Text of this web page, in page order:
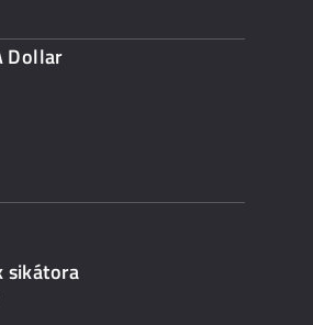
Dollar
sikátora